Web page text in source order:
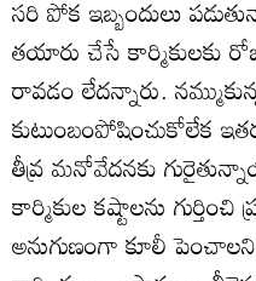
సరి పోక ఇబ్బందులు
తయారు చేసే కార్మికులకు
రావడం లేదన్నారు.
కుటుంబంపోషించుకోలేక
తీవ్ర మనోవేదనకు
కార్మికుల కష్టాలను గుర్తించి
అనుగుణంగా కూలీ